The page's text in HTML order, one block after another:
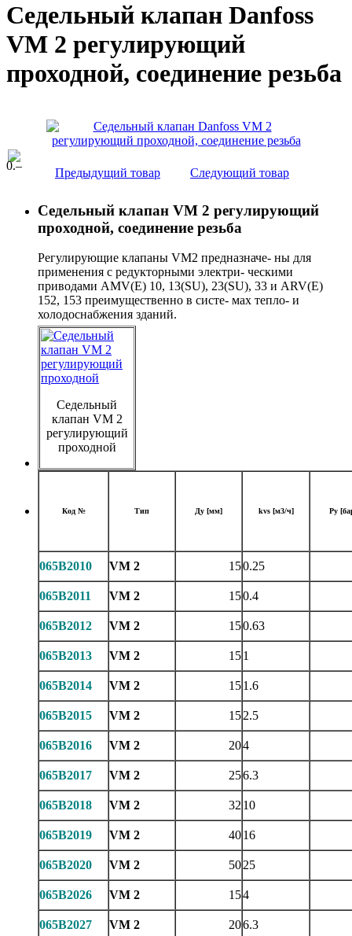
Седельный клапан Danfoss
VM 2 регулирующий
проходной, соединение резьба
Предыдущий товар Следующий товар
0.–
Седельный клапан VM 2 регулирующий
проходной, соединение резьба
Регулирующие клапаны VM2 предназначе- ны для
применения с редукторными электри- ческими
приводами AMV(E) 10, 13(SU), 23(SU), 33 и ARV(E)
152, 153 преимущественно в систе- мах тепло- и
холодоснабжения зданий.
Седельный
клапан VM 2
регулирующий
проходной
Код № Тип Ду [мм] kvs [м3/ч] Ру
065B2010 VM 2 150.25
065B2011 VM 2 150.4
065B2012 VM 2 150.63
065B2013 VM 2 151
065B2014 VM 2 151.6
065B2015 VM 2 152.5
065B2016 VM 2 204
065B2017 VM 2 256.3
065B2018 VM 2 32 10
065B2019 VM 2 4016
065B2020 VM 2 5025
065B2026 VM 2 154
065B2027 VM 2 206.3